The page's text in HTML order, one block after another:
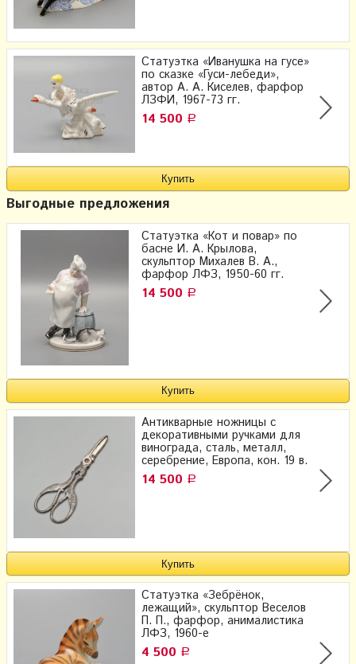
Статуэтка «Иванушка на гусе»
по сказке «Гуси-лебеди»,
автор А. А. Киселев, фарфор
ЛЗФИ, 1967-73 гг.
14 500 Р
Выгодные предложения
Статуэтка «Кот и повар» по
басне И. А. Крылова,
скульптор Михалев В. А.,
фарфор ЛФЗ, 1950-60 гг.
14 500 Р
Антикварные ножницы с
декоративными ручками для
винограда, сталь, металл,
серебрение, Европа, кон. 19 в.
14 500 Р
Статуэтка «Зебрёнок,
лежащий», скульптор Веселов
П. П., фарфор, анималистика
ЛФЗ, 1960-е
4 500 Р